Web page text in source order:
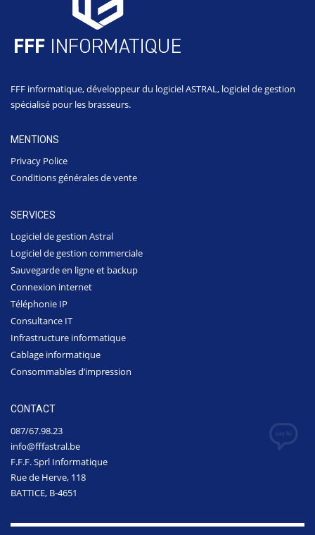
FFF informatique, développeur du logiciel ASTRAL, logiciel de gestion
spécialisé pour les brasseurs.
MENTIONS
Privacy Police
Conditions générales de vente
SERVICES
Logiciel de gestion Astral
Logiciel de gestion commerciale
Sauvegarde en ligne et backup
Connexion internet
Téléphonie IP
Consultance IT
Infrastructure informatique
Cablage informatique
Consommables d’impression
CONTACT
087/67.98.23
info@fffastral.be
F.F.F. Sprl Informatique
Rue de Herve, 118
BATTICE, B-4651